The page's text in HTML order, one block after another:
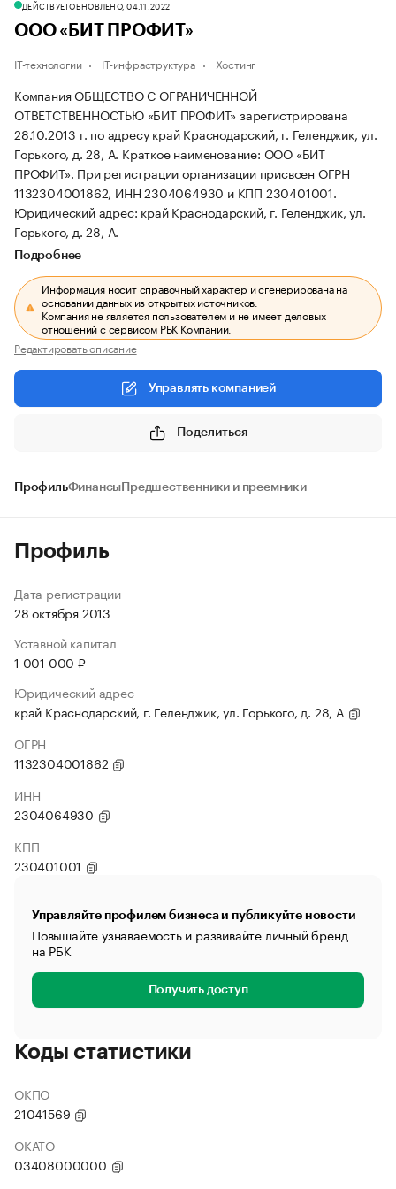
ДЕЙСТВУЕТОБНОВЛЕНО, 04.11.2022
ООО «БИТ ПРОФИТ»
IT-технологии IT-инфраструктура Хостинг
Компания ОБЩЕСТВО С ОГРАНИЧЕННОЙ
ОТВЕТСТВЕННОСТЬЮ «БИТ ПРОФИТ» зарегистрирована
28.10.2013 г. по адресу край Краснодарский, г. Геленджик, ул.
Горького, д. 28, А. Краткое наименование: ООО «БИТ
ПРОФИТ». При регистрации организации присвоен ОГРН
1132304001862, ИНН 2304064930 и КПП 230401001.
Юридический адрес: край Краснодарский, г. Геленджик, ул.
Горького, д. 28, А.
Подробнее
Информация носит справочный характер и сгенерирована на
основании данных из открытых источников.
Компания не является пользователем и не имеет деловых
отношений с сервисом РБК Компании.
Редактировать описание
Управлять компанией
Поделиться
ПрофильФинансы Предшественники и преемники
Профиль
Дата регистрации
28 октября 2013
Уставной капитал
1 001 000 ₽
Юридический адрес
край Краснодарский, г. Геленджик, ул. Горького, д. 28, А
ОГРН
1132304001862
ИНН
2304064930
КПП
230401001
Управляйте профилем бизнеса и публикуйте новости
Повышайте узнаваемость и развивайте личный бренд
на РБК
Получить доступ
Коды статистики
ОКПО
21041569
ОКАТО
03408000000